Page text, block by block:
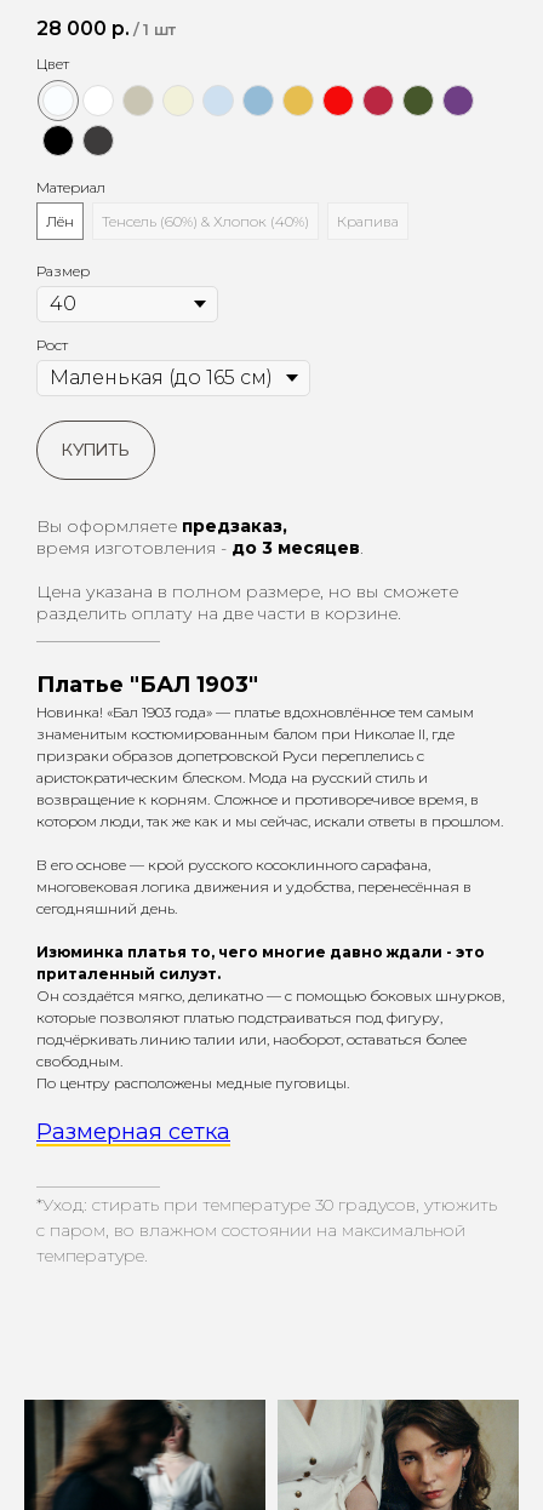
28 000 р. / 1 шт
Цвет
Материал
Лён
Тенсель (60%) & Хлопок (40%) Крапива
Размер
Рост
КУПИТЬ
Вы оформляете предзаказ,
время изготовления - до 3 месяцев.
Цена указана в полном размере, но вы сможете
разделить оплату на две части в корзине.
Платье "БАЛ 1903"
Новинка! «Бал 1903 года» — платье вдохновлённое тем самым
знаменитым костюмированным балом при Николае II, где
призраки образов допетровской Руси переплелись с
аристократическим блеском. Мода на русский стиль и
возвращение к корням. Сложное и противоречивое время, в
котором люди, так же как и мы сейчас, искали ответы в прошлом.
В его основе — крой русского косоклинного сарафана,
многовековая логика движения и удобства, перенесённая в
сегодняшний день.
Изюминка платья то, чего многие давно ждали - это
приталенный силуэт.
Он создаётся мягко, деликатно — с помощью боковых шнурков,
которые позволяют платью подстраиваться под фигуру,
подчёркивать линию талии или, наоборот, оставаться более
свободным.
По центру расположены медные пуговицы.
Размерная сетка
*Уход: стирать при температуре 30 градусов, утюжить
с паром, во влажном состоянии на максимальной
температуре.